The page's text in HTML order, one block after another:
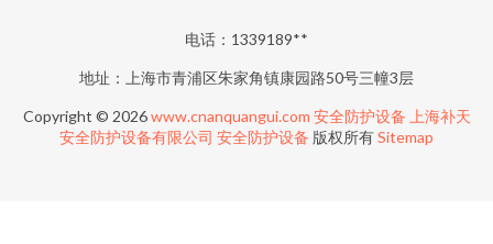
电话：1339189**
地址：上海市青浦区朱家角镇康园路50号三幢3层
Copyright © 2026www.cnanquangui.com 安全防护设备 上海补天
安全防护设备有限公司 安全防护设备 版权所有Sitemap